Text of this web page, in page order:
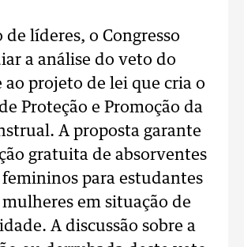
de líderes, o Congresso
a análise do veto do
ao projeto de lei que cria o
Proteção e Promoção da
A proposta garante
gratuita de absorventes
para estudantes
em situação de
A discussão sobre a